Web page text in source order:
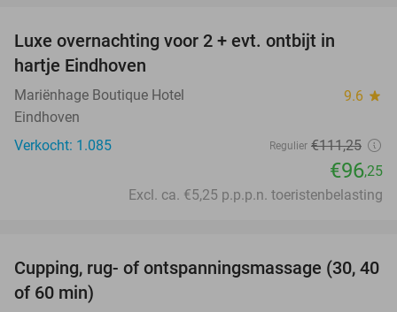
Luxe overnachting voor 2 + evt. ontbijt in
hartje Eindhoven
Mariënhage Boutique Hotel 9.6 star
Eindhoven
Verkocht: 1.085
Regulier €111,25
€96,25
Excl. ca. €5,25 p.p.p.n. toeristenbelasting
60%
Cupping, rug- of ontspanningsmassage (30, 40
of 60 min)